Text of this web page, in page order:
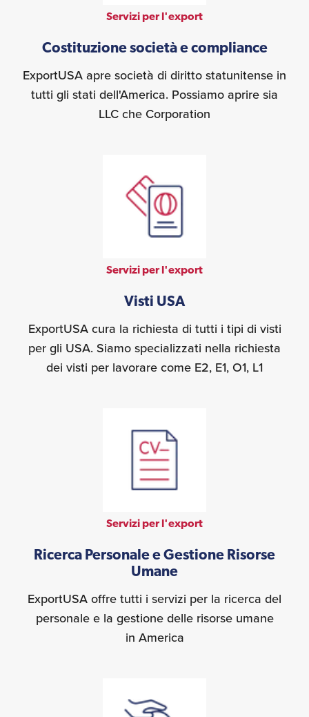
Servizi per l'export
Costituzione società e compliance
ExportUSA apre società di diritto statunitense in
tutti gli stati dell'America. Possiamo aprire sia
LLC che Corporation
Servizi per l'export
Visti USA
ExportUSA cura la richiesta di tutti i tipi di visti
per gli USA. Siamo specializzati nella richiesta
dei visti per lavorare come E2, E1, O1, L1
Servizi per l'export
Ricerca Personale e Gestione Risorse
Umane
ExportUSA offre tutti i servizi per la ricerca del
personale e la gestione delle risorse umane
in America